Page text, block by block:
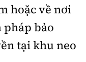
hoặc về nơi
bảo
tại khu neo